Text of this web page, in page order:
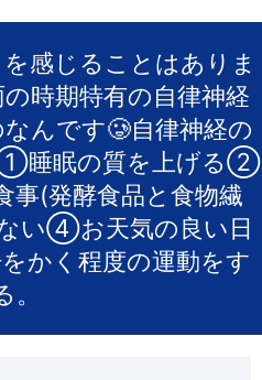
感じることはありま
時期特有の自律神経
んです🥲自律神経の
①睡眠の質を上げる②
事(発酵食品と食物繊
い④お天気の良い日
かく程度の運動をす
。